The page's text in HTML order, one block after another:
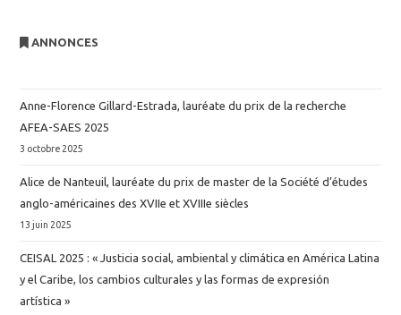
ANNONCES
Anne-Florence Gillard-Estrada, lauréate du prix de la recherche
AFEA-SAES 2025
3 octobre 2025
Alice de Nanteuil, lauréate du prix de master de la Société d’études
anglo-américaines des XVIIe et XVIIIe siècles
13 juin 2025
CEISAL 2025 : « Justicia social, ambiental y climática en América Latina
y el Caribe, los cambios culturales y las formas de expresión
artística »